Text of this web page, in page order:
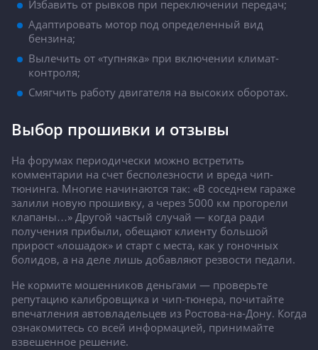
Избавить от рывков при переключении передач;
Адаптировать мотор под определенный вид
бензина;
Вылечить от «тупняка» при включении климат-
контроля;
Смягчить работу двигателя на высоких оборотах.
Выбор прошивки и отзывы
На форумах периодически можно встретить
комментарии на счет бесполезности и вреда чип-
тюнинга. Многие начинаются так: «В соседнем гараже
залили новую прошивку, а через 5000 км прогорели
клапаны…» Другой частый случай — когда ради
получения прибыли, обещают клиенту большой
прирост «лошадок» и старт с места, как у гоночных
болидов, а на деле лишь добавляют резвости педали.
Не кормите мошенников деньгами — проверьте
репутацию калибровщика и чип-тюнера, почитайте
впечатления автовладельцев из Ростова-на-Дону. Когда
ознакомитесь со всей информацией, принимайте
взвешенное решение.